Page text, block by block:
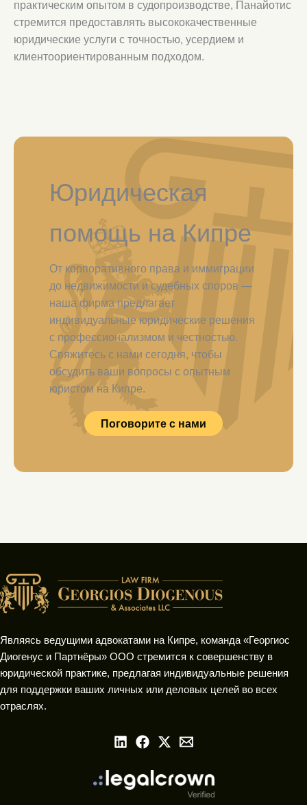
практическим опытом в судопроизводстве, Панайотис
стремится предоставлять высококачественные
юридические услуги с точностью, усердием и
клиентоориентированным подходом.
Юридическая
помощь на Кипре
От корпоративного права и иммиграции
до недвижимости и судебных споров —
наша фирма предлагает
индивидуальные юридические решения
с профессионализмом и честностью.
Свяжитесь с нами сегодня, чтобы
обсудить ваши вопросы с опытным
юристом на Кипре.
Поговорите с нами
Являясь ведущими адвокатами на Кипре, команда «Георгиос
Диогенус и Партнёры» ООО стремится к совершенству в
юридической практике, предлагая индивидуальные решения
для поддержки ваших личных или деловых целей во всех
отраслях.